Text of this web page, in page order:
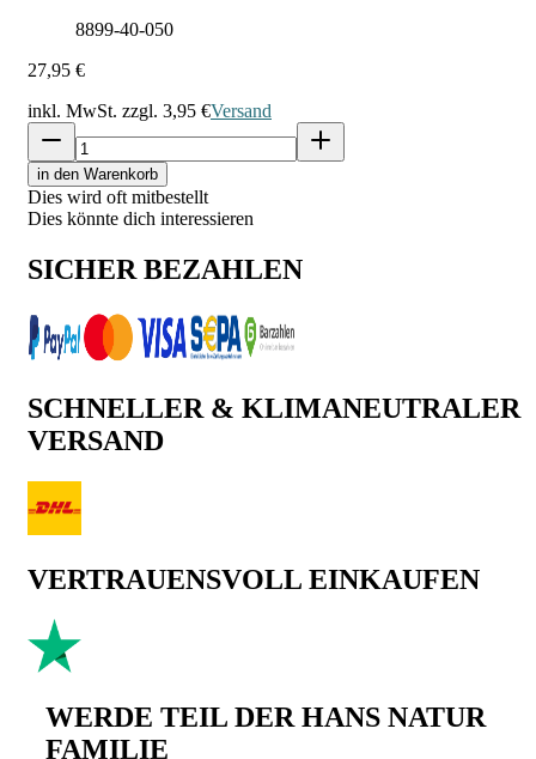
8899-40-050
27,95 €
inkl. MwSt. zzgl. 3,95 €Versand
in den Warenkorb
Dies wird oft mitbestellt
Dies könnte dich interessieren
SICHER BEZAHLEN
SCHNELLER & KLIMANEUTRALER
VERSAND
VERTRAUENSVOLL EINKAUFEN
WERDE TEIL DER HANS NATUR
FAMILIE